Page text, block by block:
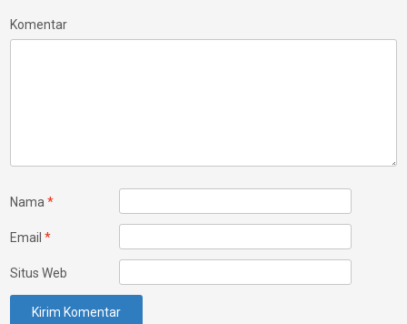
Komentar
Nama*
Email*
Situs Web